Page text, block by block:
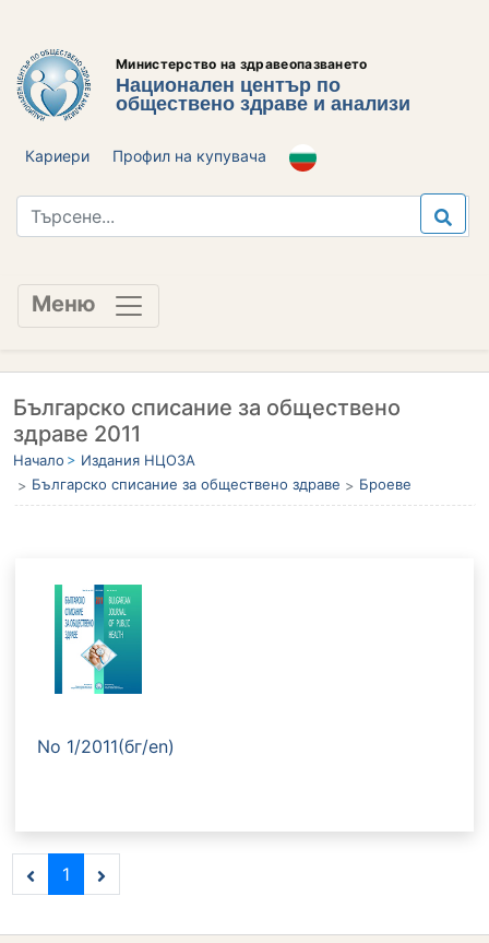
Министерство на здравеопазването
Национален център по
обществено здраве и анализи
Кариери Профил на купувача
Меню
Българско списание за обществено
здраве 2011
Начало
Издания НЦОЗА
Българско списание за обществено здраве
Броеве
No 1/2011(бг/en)
1